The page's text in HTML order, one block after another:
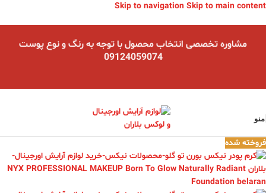
Skip to navigation Skip to main content
مشاوره تخصصی انتخاب محصول با توجه به رنگ و نوع پوست
09124059074
منو
فروخته شده